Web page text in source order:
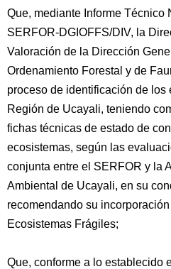
Que, mediante Informe Técnico
SERFOR-DGIOFFS/DIV, la
Valoración de la Dirección
Ordenamiento Forestal y de
proceso de identificación de los
Región de Ucayali, teniendo
fichas técnicas de estado de
ecosistemas, según las
conjunta entre el SERFOR y la
Ambiental de Ucayali, en su
recomendando su
Ecosistemas Frágiles;
Que, conforme a lo establecido